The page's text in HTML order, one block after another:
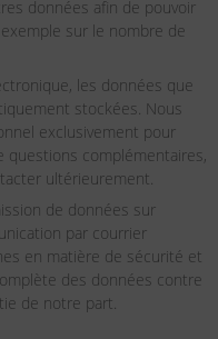
données afin de pouvoir
sur le nombre de
les données que
stockées. Nous
exclusivement pour
questions complémentaires,
ultérieurement.
de données sur
par courrier
en matière de sécurité et
des données contre
de notre part.